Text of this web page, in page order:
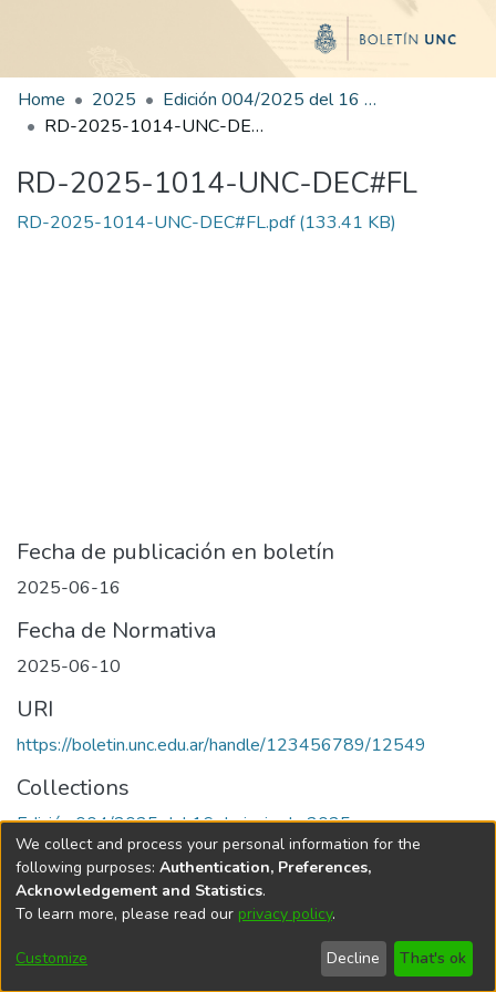
Home 2025
Edición 004/2025 del 16 de junio de 2025
RD-2025-1014-UNC-DEC#FL
RD-2025-1014-UNC-DEC#FL
RD-2025-1014-UNC-DEC#FL.pdf(133.41 KB)
Fecha de publicación en boletín
2025-06-16
Fecha de Normativa
2025-06-10
URI
https://boletin.unc.edu.ar/handle/123456789/12549
Collections
Edición 004/2025 del 16 de junio de 2025
Universidad Nacional de Córdoba
We collect and process your personal information for the
following purposes: Authentication, Preferences,
Acknowledgement and Statistics.
To learn more, please read our privacy policy.
Customize Decline That's ok